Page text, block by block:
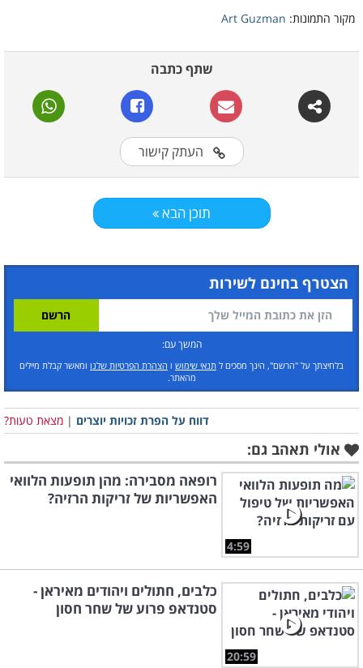
מקור התמונות: Art Guzman
שתף כתבה
העתק קישור
תוכן הבא
הצטרף בחינם לשירות
המשך עם:
בלחיצתך על "הרשם", הינך מסכים ל תנאי שימוש ו הצהרת הפרטיות שלנו ומאשר קבלת מיילים
מהאתר.
דווח על הפרת זכויות יוצרים | מצאת טעות?
אולי תאהב גם:
4:59
רופאה מסבירה: מהן תופעות הלוואי
האפשריות של זריקות הרזיה?
20:59
כלבים, חתולים ויהודים מאיראן -
סטנדאפ פרוע של שחר חסון